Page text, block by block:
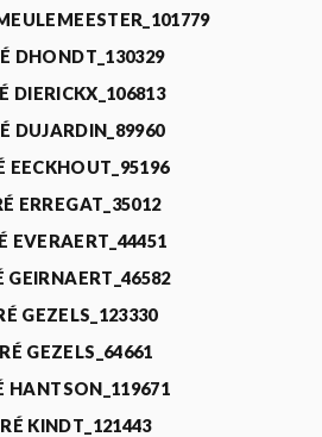
DHONDT_130329
DIERICKX_106813
DUJARDIN_89960
EECKHOUT_95196
ERREGAT_35012
EVERAERT_44451
GEIRNAERT_46582
GEZELS_123330
GEZELS_64661
HANTSON_119671
KINDT_121443